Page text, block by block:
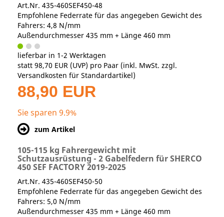
Art.Nr. 435-460SEF450-48
Empfohlene Federrate für das angegeben Gewicht des
Fahrers: 4,8 N/mm
Außendurchmesser 435 mm + Länge 460 mm
lieferbar in 1-2 Werktagen
statt 98,70 EUR (UVP) pro Paar (inkl. MwSt. zzgl.
Versandkosten für Standardartikel)
88,90 EUR
Sie sparen 9.9%
zum Artikel
105-115 kg Fahrergewicht mit
Schutzausrüstung - 2 Gabelfedern für SHERCO
450 SEF FACTORY 2019-2025
Art.Nr. 435-460SEF450-50
Empfohlene Federrate für das angegeben Gewicht des
Fahrers: 5,0 N/mm
Außendurchmesser 435 mm + Länge 460 mm